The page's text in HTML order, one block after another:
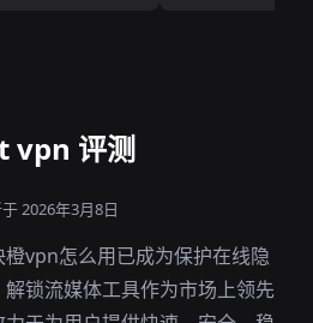
vpn 评测
2026年3月8日
vpn怎么用已成为保护在线隐
锁流媒体工具作为市场上领先